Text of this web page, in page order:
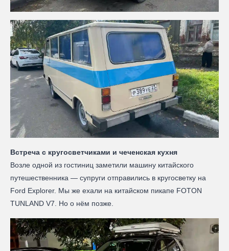
Встреча с кругосветчиками и чеченская кухня
Возле одной из гостиниц заметили машину китайского
путешественника — супруги отправились в кругосветку на
Ford Explorer. Мы же ехали на китайском пикапе FOTON
TUNLAND V7. Но о нём позже.